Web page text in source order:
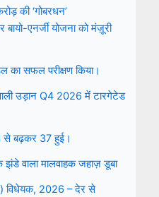
की ‘गोबरधन’
एनर्जी योजना को मंज़ूरी
का सफल परीक्षण किया।
उड़ान Q4 2026 में टारगेटेड
से बढ़कर 37 हुई।
वाला मालवाहक जहाज़ डूबा
विधेयक, 2026 – देर से